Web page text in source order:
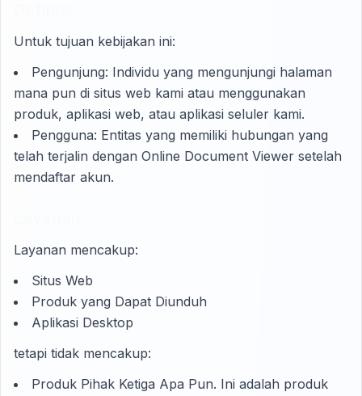
Untuk tujuan kebijakan ini:
Pengunjung: Individu yang mengunjungi halaman
mana pun di situs web kami atau menggunakan
produk, aplikasi web, atau aplikasi seluler kami.
Pengguna: Entitas yang memiliki hubungan yang
telah terjalin dengan Online Document Viewer setelah
mendaftar akun.
Layanan mencakup:
Situs Web
Produk yang Dapat Diunduh
Aplikasi Desktop
tetapi tidak mencakup:
Produk Pihak Ketiga Apa Pun. Ini adalah produk